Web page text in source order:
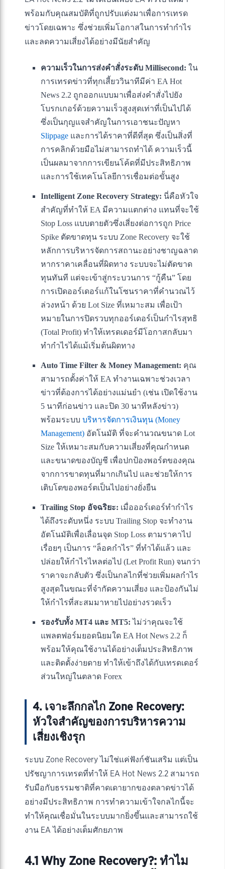
พร้อมกับคุณสมบัติที่ถูกปรับแต่งมาเพื่อการเทรด
ข่าวโดยเฉพาะ ซึ่งช่วยเพิ่มโอกาสในการทำกำไร
และลดความเสี่ยงได้อย่างมีนัยสำคัญ
ความเร็วในการส่งคำสั่งระดับ Millisecond: ใน
การเทรดข่าวที่ทุกเสี้ยววินาทีมีค่า EA Hot
News 2.2 ถูกออกแบบมาเพื่อส่งคำสั่งไปยัง
โบรกเกอร์ด้วยความเร็วสูงสุดเท่าที่เป็นไปได้
ซึ่งเป็นกุญแจสำคัญในการเอาชนะปัญหา
Slippage และการได้ราคาที่ดีที่สุด ซึ่งเป็นสิ่งที่
การคลิกด้วยมือไม่สามารถทำได้ ความเร็วนี้
เป็นผลมาจากการเขียนโค้ดที่มีประสิทธิภาพ
และการใช้เทคโนโลยีการเชื่อมต่อขั้นสูง
Intelligent Zone Recovery Strategy: นี่คือหัวใจ
สำคัญที่ทำให้ EA มีความแตกต่าง แทนที่จะใช้
Stop Loss แบบตายตัวซึ่งเสี่ยงต่อการถูก Price
Spike ตัดขาดทุน ระบบ Zone Recovery จะใช้
หลักการบริหารจัดการสถานะอย่างชาญฉลาด
หากราคาเคลื่อนที่ผิดทาง ระบบจะไม่ตัดขาด
ทุนทันที แต่จะเข้าสู่กระบวนการ “กู้คืน” โดย
การเปิดออร์เดอร์แก้ในโซนราคาที่คำนวณไว้
ล่วงหน้า ด้วย Lot Size ที่เหมาะสม เพื่อเป้า
หมายในการปิดรวบทุกออร์เดอร์เป็นกำไรสุทธิ
(Total Profit) ทำให้เทรดเดอร์มีโอกาสกลับมา
ทำกำไรได้แม้เริ่มต้นผิดทาง
Auto Time Filter & Money Management: คุณ
สามารถตั้งค่าให้ EA ทำงานเฉพาะช่วงเวลา
ข่าวที่ต้องการได้อย่างแม่นยำ (เช่น เปิดใช้งาน
5 นาทีก่อนข่าว และปิด 30 นาทีหลังข่าว)
พร้อมระบบ บริหารจัดการเงินทุน (Money
Management) อัตโนมัติ ที่จะคำนวณขนาด Lot
Size ให้เหมาะสมกับความเสี่ยงที่คุณกำหนด
และขนาดของบัญชี เพื่อปกป้องพอร์ตของคุณ
จากการขาดทุนที่มากเกินไป และช่วยให้การ
เติบโตของพอร์ตเป็นไปอย่างยั่งยืน
Trailing Stop อัจฉริยะ: เมื่อออร์เดอร์ทำกำไร
ได้ถึงระดับหนึ่ง ระบบ Trailing Stop จะทำงาน
อัตโนมัติเพื่อเลื่อนจุด Stop Loss ตามราคาไป
เรื่อยๆ เป็นการ “ล็อคกำไร” ที่ทำได้แล้ว และ
ปล่อยให้กำไรไหลต่อไป (Let Profit Run) จนกว่า
ราคาจะกลับตัว ซึ่งเป็นกลไกที่ช่วยเพิ่มผลกำไร
สูงสุดในขณะที่จำกัดความเสี่ยง และป้องกันไม่
ให้กำไรที่สะสมมาหายไปอย่างรวดเร็ว
รองรับทั้ง MT4 และ MT5: ไม่ว่าคุณจะใช้
แพลตฟอร์มยอดนิยมใด EA Hot News 2.2 ก็
พร้อมให้คุณใช้งานได้อย่างเต็มประสิทธิภาพ
และติดตั้งง่ายดาย ทำให้เข้าถึงได้กับเทรดเดอร์
ส่วนใหญ่ในตลาด Forex
4. เจาะลึกกลไก Zone Recovery:
หัวใจสำคัญของการบริหารความ
เสี่ยงเชิงรุก
ระบบ Zone Recovery ไม่ใช่แค่ฟังก์ชันเสริม แต่เป็น
ปรัชญาการเทรดที่ทำให้ EA Hot News 2.2 สามารถ
รับมือกับธรรมชาติที่คาดเดายากของตลาดข่าวได้
อย่างมีประสิทธิภาพ การทำความเข้าใจกลไกนี้จะ
ทำให้คุณเชื่อมั่นในระบบมากยิ่งขึ้นและสามารถใช้
งาน EA ได้อย่างเต็มศักยภาพ
4.1 Why Zone Recovery?: ทำไม